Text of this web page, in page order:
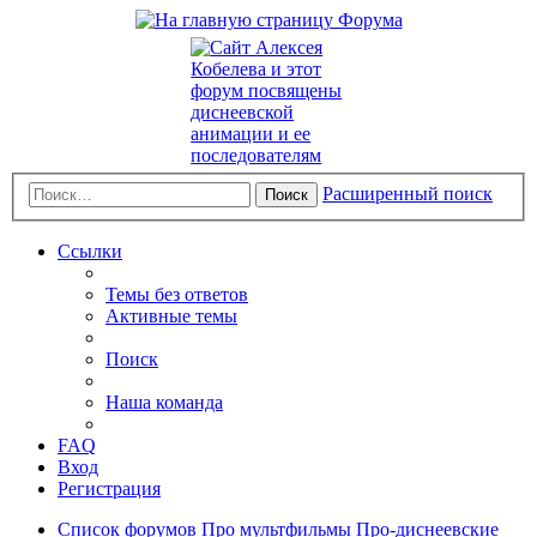
Поиск Расширенный поиск
Ссылки
Темы без ответов
Активные темы
Поиск
Наша команда
FAQ
Вход
Регистрация
Список форумов Про мультфильмы Про-диснеевские